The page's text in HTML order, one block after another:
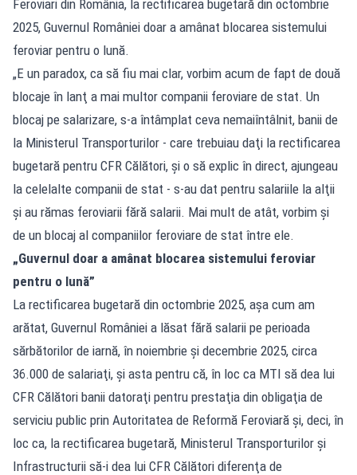
Feroviari din România, la rectificarea bugetară din octombrie
2025, Guvernul României doar a amânat blocarea sistemului
feroviar pentru o lună.
„E un paradox, ca să fiu mai clar, vorbim acum de fapt de două
blocaje în lanţ a mai multor companii feroviare de stat. Un
blocaj pe salarizare, s-a întâmplat ceva nemaiîntâlnit, banii de
la Ministerul Transporturilor - care trebuiau daţi la rectificarea
bugetară pentru CFR Călători, şi o să explic în direct, ajungeau
la celelalte companii de stat - s-au dat pentru salariile la alţii
şi au rămas feroviarii fără salarii. Mai mult de atât, vorbim şi
de un blocaj al companiilor feroviare de stat între ele.
„Guvernul doar a amânat blocarea sistemului feroviar
pentru o lună”
La rectificarea bugetară din octombrie 2025, aşa cum am
arătat, Guvernul României a lăsat fără salarii pe perioada
sărbătorilor de iarnă, în noiembrie şi decembrie 2025, circa
36.000 de salariaţi, şi asta pentru că, în loc ca MTI să dea lui
CFR Călători banii datoraţi pentru prestaţia din obligaţia de
serviciu public prin Autoritatea de Reformă Feroviară şi, deci, în
loc ca, la rectificarea bugetară, Ministerul Transporturilor şi
Infrastructurii să-i dea lui CFR Călători diferenţa de